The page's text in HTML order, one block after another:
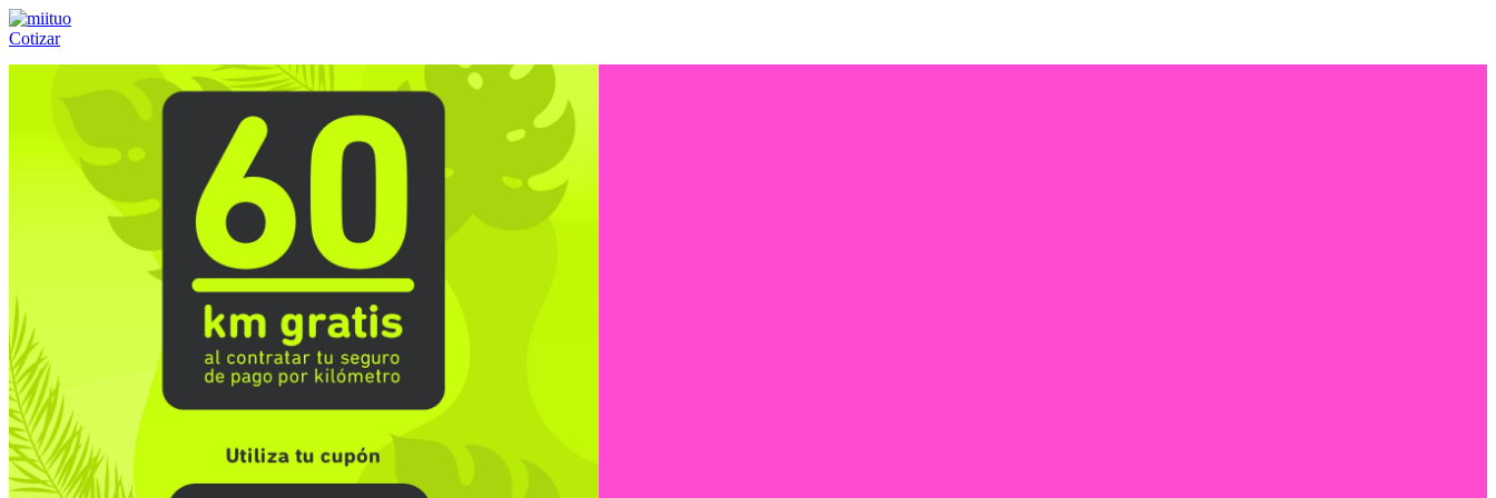
Cotizar
(55) 84-21-05-00ó800-953-00-59